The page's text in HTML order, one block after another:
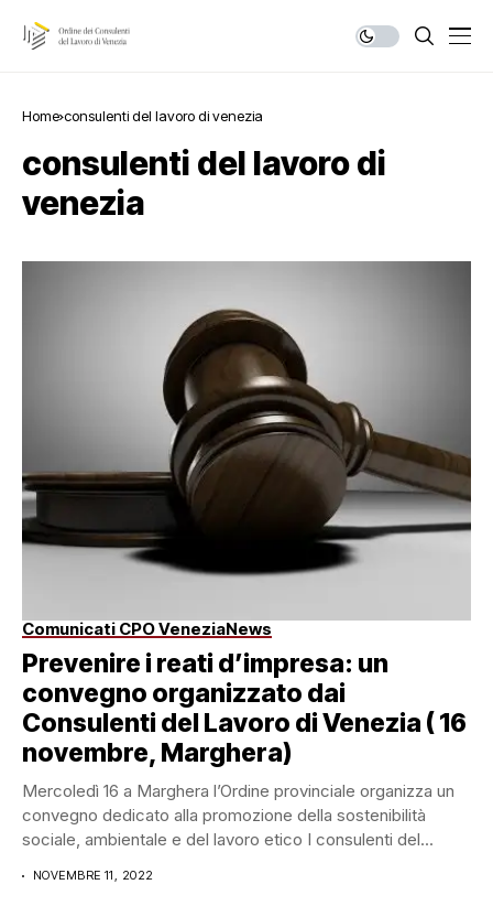
Home consulenti del lavoro di venezia
consulenti del lavoro di
venezia
Comunicati CPO VeneziaNews
Prevenire i reati d’impresa: un
convegno organizzato dai
Consulenti del Lavoro di Venezia ( 16
novembre, Marghera)
Mercoledì 16 a Marghera l’Ordine provinciale organizza un
convegno dedicato alla promozione della sostenibilità
sociale, ambientale e del lavoro etico I consulenti del...
NOVEMBRE 11, 2022